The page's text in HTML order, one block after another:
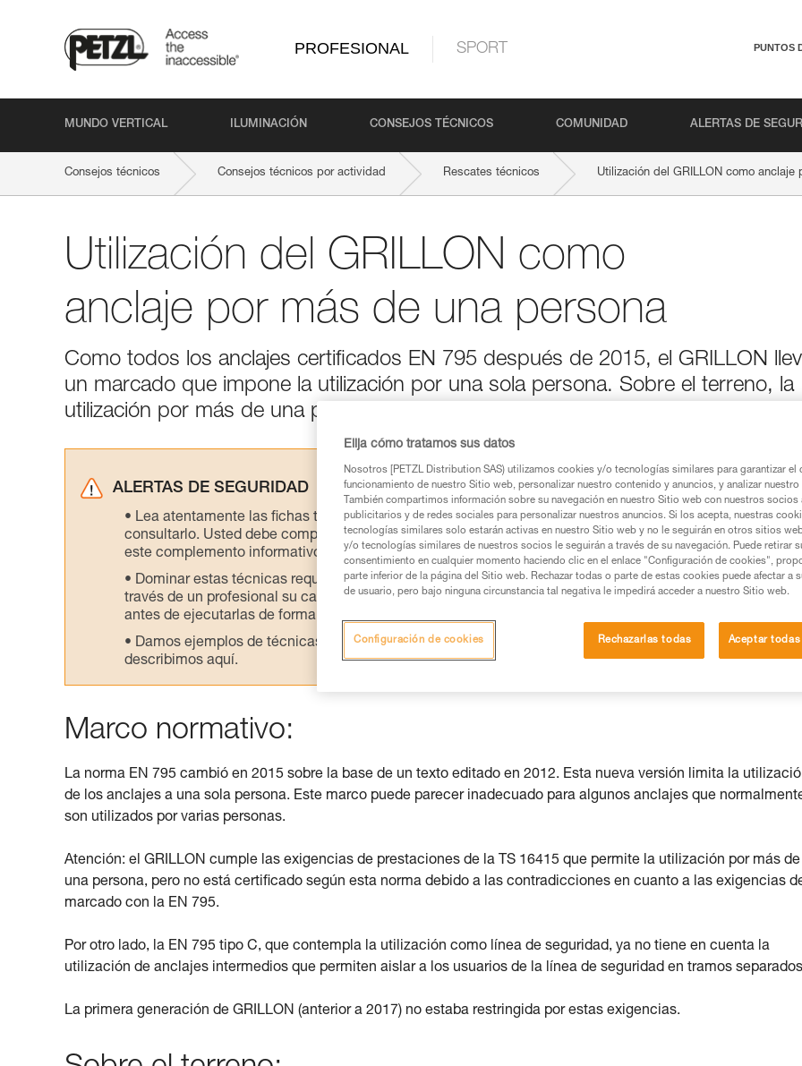
PROFESIONAL SPORT PUNTOS
MUNDO VERTICAL ILUMINACIÓN CONSEJOS TÉCNICOS COMUNIDAD ALERTAS DE
Consejos técnicos Consejos técnicos por actividad Rescates técnicos Utilización del GRILLON como anclaje
Utilización del GRILLON como
anclaje por más de una persona
Como todos los anclajes certificados EN 795 después de 2015, el GRILLON
un marcado que impone la utilización por una sola persona. Sobre el terreno, la
utilización por más de una persona es posible.
ALERTAS DE SEGURIDAD
Lea atentamente las fichas técnicas de los productos utilizados en este consejo antes de
consultarlo. Usted debe comprender la información de la ficha técnica para poder comprender
este complemento informativo.
Dominar estas técnicas requiere una formación y un entrenamiento específico. Confirme a
través de un profesional su capacidad para ejecutar estas técnicas, solo y con total seguridad,
antes de ejecutarlas de forma autónoma.
Damos ejemplos de técnicas relacionadas con su actividad. Pueden existir otras que no
describimos aquí.
Marco normativo:
La norma EN 795 cambió en 2015 sobre la base de un texto editado en 2012. Esta nueva versión limita la
de los anclajes a una sola persona. Este marco puede parecer inadecuado para algunos anclajes que
son utilizados por varias personas.
Atención: el GRILLON cumple las exigencias de prestaciones de la TS 16415 que permite la utilización por más de
una persona, pero no está certificado según esta norma debido a las contradicciones en cuanto a las exigencias
marcado con la EN 795.
Por otro lado, la EN 795 tipo C, que contempla la utilización como línea de seguridad, ya no tiene en cuenta la
utilización de anclajes intermedios que permiten aislar a los usuarios de la línea de seguridad en tramos
La primera generación de GRILLON (anterior a 2017) no estaba restringida por estas exigencias.
Elija cómo tratamos sus datos
Nosotros [PETZL Distribution SAS) utilizamos cookies y/o tecnologías similares para garantizar el
funcionamiento de nuestro Sitio web, personalizar nuestro contenido y anuncios, y analizar
También compartimos información sobre su navegación en nuestro Sitio web con nuestros socios
publicitarios y de redes sociales para personalizar nuestros anuncios. Si los acepta, nuestras
tecnologías similares solo estarán activas en nuestro Sitio web y no le seguirán en otros sitios
y/o tecnologías similares de nuestros socios le seguirán a través de su navegación. Puede retirar
consentimiento en cualquier momento haciendo clic en el enlace "Configuración de cookies",
parte inferior de la página del Sitio web. Rechazar todas o parte de estas cookies puede afectar a
de usuario, pero bajo ninguna circunstancia tal negativa le impedirá acceder a nuestro Sitio web.
Rechazarlas todas Aceptar
Configuración de cookies